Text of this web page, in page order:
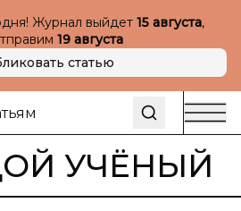
Журнал выйдет 15 августа,
19 августа
статью
УЧЁНЫЙ